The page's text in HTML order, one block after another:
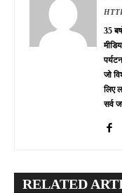
35
जो
लिए
सर्व
RELATED